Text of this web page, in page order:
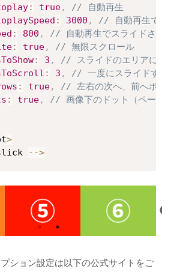
: true,
// 自動再生
: 3000 ,
// 自動再生で切
: 800 ,
// 自動再生でスライドさせる
: true,
// 無限スクロール
: 3 ,
// スライドのエリアに画像
: 3 ,
// 一度にスライドする数
: true,
// 左右の次へ、前へボタン
: true,
// 画像下のドット（ページ送
>
-->
ション設定は以下の公式サイトをご